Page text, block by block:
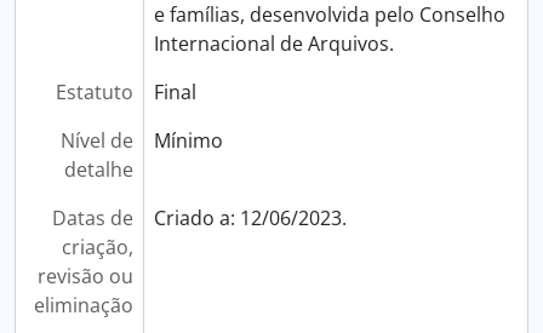
e famílias, desenvolvida pelo Conselho
Internacional de Arquivos.
Estatuto
Final
Nível de
detalhe
Mínimo
Datas de
criação,
revisão ou
eliminação
Criado a: 12/06/2023.